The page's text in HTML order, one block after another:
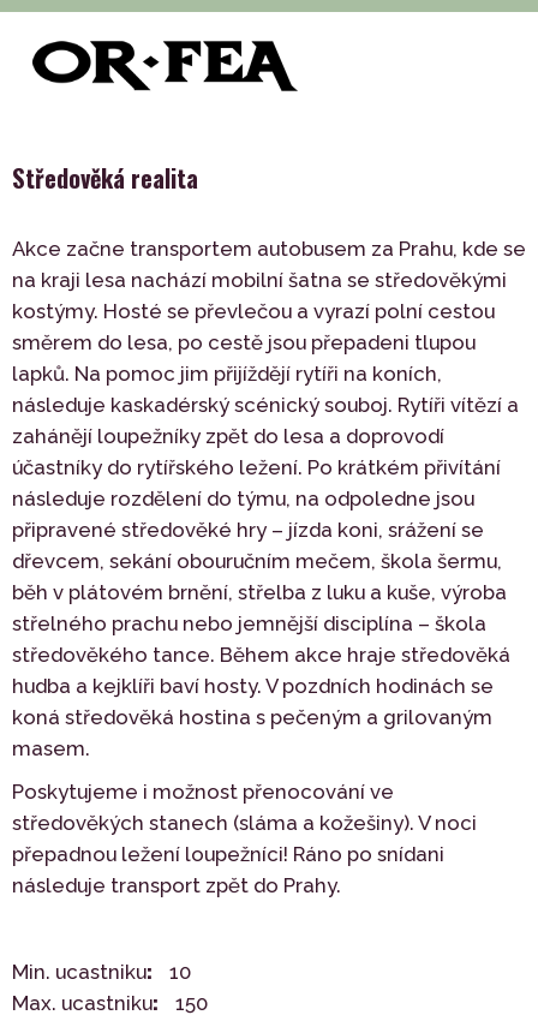
of-fea, programové centrum > Služby
Outdoor > Středověká realita
Středověká realita
Akce začne transportem autobusem za Prahu, kde se
na kraji lesa nachází mobilní šatna se středověkými
kostýmy. Hosté se převlečou a vyrazí polní cestou
směrem do lesa, po cestě jsou přepadeni tlupou
lapků. Na pomoc jim přijíždějí rytíři na koních,
následuje kaskadérský scénický souboj. Rytíři vítězí a
zahánějí loupežníky zpět do lesa a doprovodí
účastníky do rytířského ležení. Po krátkém přivítání
následuje rozdělení do týmu, na odpoledne jsou
připravené středověké hry – jízda koni, srážení se
dřevcem, sekání obouručním mečem, škola šermu,
běh v plátovém brnění, střelba z luku a kuše, výroba
střelného prachu nebo jemnější disciplína – škola
středověkého tance. Během akce hraje středověká
hudba a kejklíři baví hosty. V pozdních hodinách se
koná středověká hostina s pečeným a grilovaným
masem.
Poskytujeme i možnost přenocování ve
středověkých stanech (sláma a kožešiny). V noci
přepadnou ležení loupežníci! Ráno po snídani
následuje transport zpět do Prahy.
Min. ucastniku
10
Max. ucastniku
150